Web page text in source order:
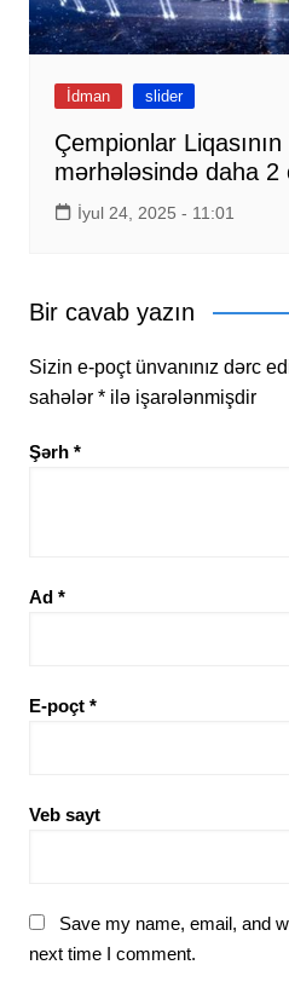
İdman slider
Çempionlar
mərhələsində daha 2
İyul 24, 2025 - 11:01
Bir cavab yazın
Sizin e-poçt ünvanınız dərc
sahələr *ilə işarələnmişdir
Şərh *
Ad *
E-poçt *
Veb sayt
Save my name, email, and
next time I comment.